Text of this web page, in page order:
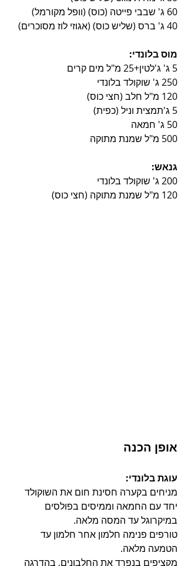
60 ג' שבבי פייטה (כוס) (וופל מקורמל)
40 ג' ברס (שליש כוס) (אגוזי לוז מסוכרים)
מוס בלונדי:
5 ג' ג'לטין+25 מ"ל מים קרים
250 ג' שוקולד בלונדי
120 מ"ל חלב (חצי כוס)
5 ג'תמצית וניל (כפית)
50 ג' חמאה
500 מ"ל שמנת מתוקה
גנאש:
200 ג' שוקולד בלונדי
120 מ"ל שמנת מתוקה (חצי כוס)
אופן הכנה
עוגת בלונדי:
מניחים בקערה חסינת חום את השוקולד
יחד עם החמאה וממיסים בפולסים
במיקרוגל עד המסה מלאה.
טורפים פנימה חלמון אחר חלמון עד
הטמעה מלאה.
מקציפים בנפרד את החלבונים, בהדרגה